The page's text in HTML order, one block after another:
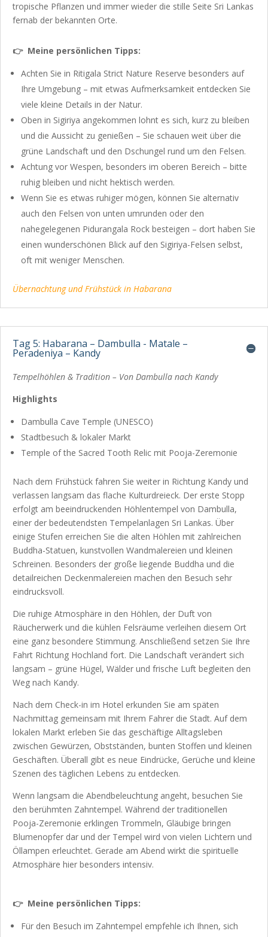
tropische Pflanzen und immer wieder die stille Seite Sri Lankas
fernab der bekannten Orte.
👉 Meine persönlichen Tipps:
Achten Sie in Ritigala Strict Nature Reserve besonders auf
Ihre Umgebung – mit etwas Aufmerksamkeit entdecken Sie
viele kleine Details in der Natur.
Oben in Sigiriya angekommen lohnt es sich, kurz zu bleiben
und die Aussicht zu genießen – Sie schauen weit über die
grüne Landschaft und den Dschungel rund um den Felsen.
Achtung vor Wespen, besonders im oberen Bereich – bitte
ruhig bleiben und nicht hektisch werden.
Wenn Sie es etwas ruhiger mögen, können Sie alternativ
auch den Felsen von unten umrunden oder den
nahegelegenen Pidurangala Rock besteigen – dort haben Sie
einen wunderschönen Blick auf den Sigiriya-Felsen selbst,
oft mit weniger Menschen.
Übernachtung und Frühstück in Habarana
Tag 5: Habarana – Dambulla - Matale –
Peradeniya – Kandy
Tempelhöhlen & Tradition – Von Dambulla nach Kandy
Highlights
Dambulla Cave Temple (UNESCO)
Stadtbesuch & lokaler Markt
Temple of the Sacred Tooth Relic mit Pooja-Zeremonie
Nach dem Frühstück fahren Sie weiter in Richtung Kandy und
verlassen langsam das flache Kulturdreieck. Der erste Stopp
erfolgt am beeindruckenden Höhlentempel von Dambulla,
einer der bedeutendsten Tempelanlagen Sri Lankas. Über
einige Stufen erreichen Sie die alten Höhlen mit zahlreichen
Buddha-Statuen, kunstvollen Wandmalereien und kleinen
Schreinen. Besonders der große liegende Buddha und die
detailreichen Deckenmalereien machen den Besuch sehr
eindrucksvoll.
Die ruhige Atmosphäre in den Höhlen, der Duft von
Räucherwerk und die kühlen Felsräume verleihen diesem Ort
eine ganz besondere Stimmung. Anschließend setzen Sie Ihre
Fahrt Richtung Hochland fort. Die Landschaft verändert sich
langsam – grüne Hügel, Wälder und frische Luft begleiten den
Weg nach Kandy.
Nach dem Check-in im Hotel erkunden Sie am späten
Nachmittag gemeinsam mit Ihrem Fahrer die Stadt. Auf dem
lokalen Markt erleben Sie das geschäftige Alltagsleben
zwischen Gewürzen, Obstständen, bunten Stoffen und kleinen
Geschäften. Überall gibt es neue Eindrücke, Gerüche und kleine
Szenen des täglichen Lebens zu entdecken.
Wenn langsam die Abendbeleuchtung angeht, besuchen Sie
den berühmten Zahntempel. Während der traditionellen
Pooja-Zeremonie erklingen Trommeln, Gläubige bringen
Blumenopfer dar und der Tempel wird von vielen Lichtern und
Öllampen erleuchtet. Gerade am Abend wirkt die spirituelle
Atmosphäre hier besonders intensiv.
👉 Meine persönlichen Tipps:
Für den Besuch im Zahntempel empfehle ich Ihnen, sich